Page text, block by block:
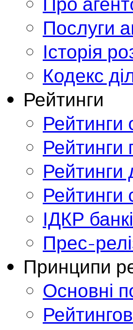
Послуги
Історія
Кодекс
Рейтинги
Рейтинги
Рейтинги
Рейтинги
Рейтинги
ІДКР
Прес-
Принципи
Основні